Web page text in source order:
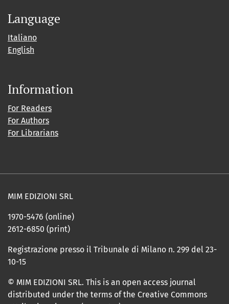
Language
Italiano
English
Information
For Readers
For Authors
For Librarians
MIM EDIZIONI SRL
1970-5476 (online)
2612-6850 (print)
Registrazione presso il Tribunale di Milano n. 299 del 23-
10-15
© MIM EDIZIONI SRL. This is an open access journal
distributed under the terms of the Creative Commons